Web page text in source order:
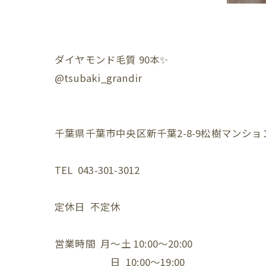
ダイヤモンド毛質 90本✨️
@tsubaki_grandir
千葉県千葉市中央区新千葉2-8-9松樹マンショ
TEL 043-301-3012⁡
定休日 不定休⁡
営業時間 月〜土 10:00〜20:00⁡
日 10:00〜19:00⁡